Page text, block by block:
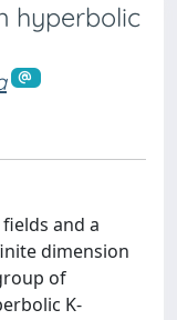
hyperbolic
and a
dimension
of
K-